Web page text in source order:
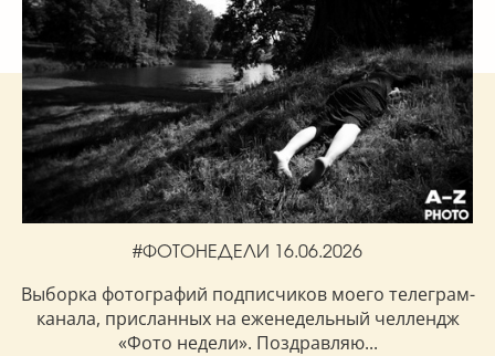
#ФОТОНЕДЕЛИ 16.06.2026
Выборка фотографий подписчиков моего телеграм-
канала, присланных на еженедельный челлендж
«Фото недели». Поздравляю...